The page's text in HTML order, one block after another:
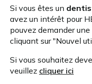
Si vous êtes un
avez un intérêt pour
pouvez demander
cliquant sur "Nouvel
Si vous souhaitez
veuillez cliquer ici